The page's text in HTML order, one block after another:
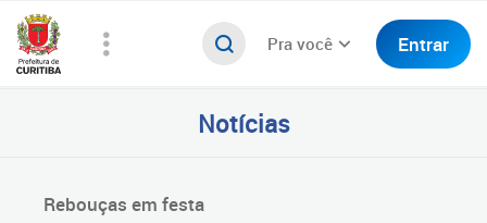
Pra você Entrar
Notícias
Rebouças em festa